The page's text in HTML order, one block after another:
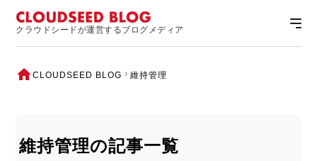
クラウドシードが運営するブログメディア
CLOUDSEED BLOG 維持管理
維持管理の記事一覧